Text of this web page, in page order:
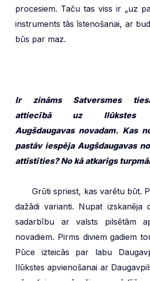
procesiem. Taču tas viss ir „uz
instruments tās īstenošanai, ar
būs par maz.
Ir zināms Satversmes
attiecībā uz Ilūkstes
Augšdaugavas novadam. Kas
pastāv iespēja Augšdaugavas
attīstīties? No kā atkarīgs
Grūti spriest, kas varētu būt.
dažādi varianti. Nupat izskanēja
sadarbību ar valsts pilsētām
novadiem. Pirms diviem gadiem
Pūce izteicās par labu
Ilūkstes apvienošanai ar